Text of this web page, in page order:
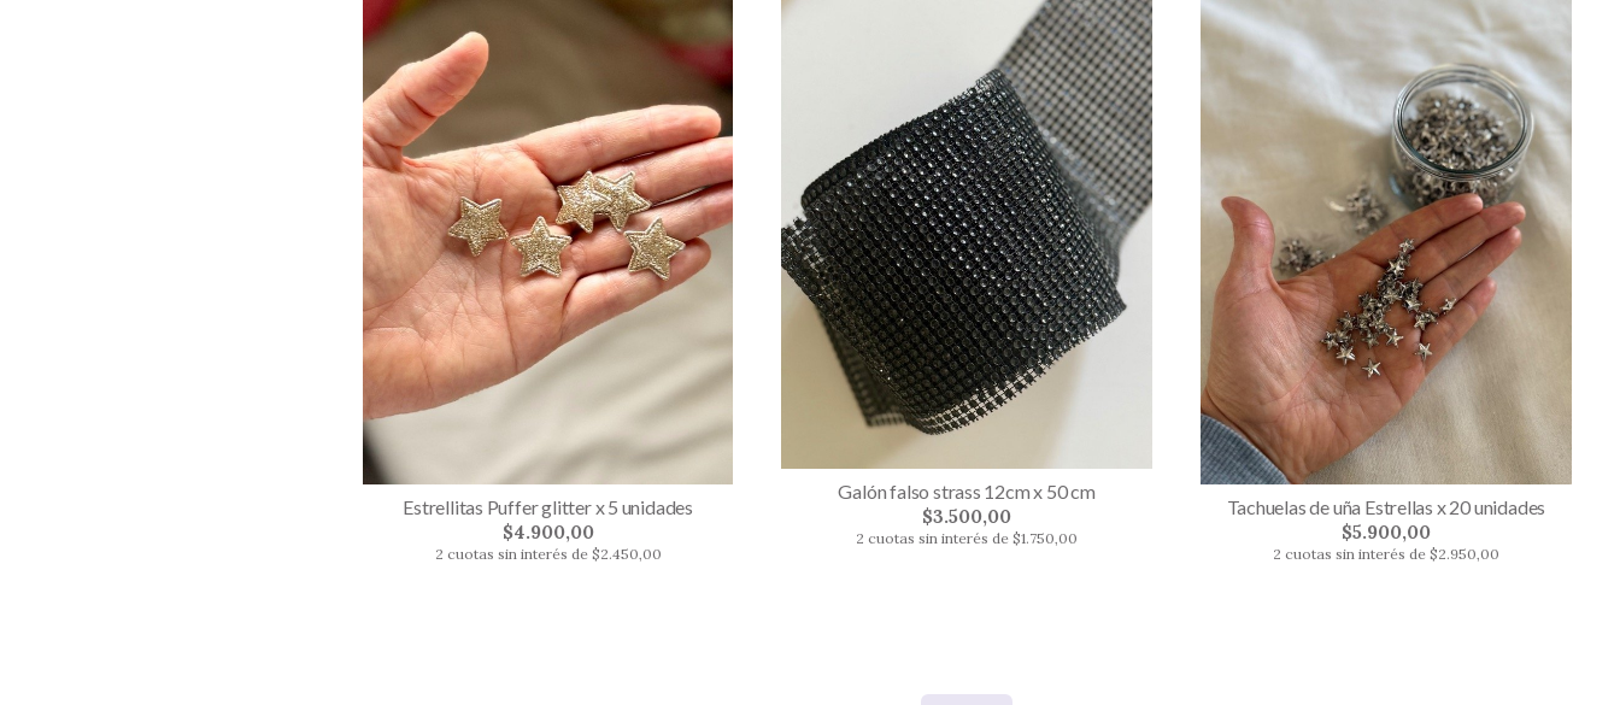
Estrellitas Puffer glitter x 5 unidades
$4.900,00
2 cuotas sin interés de $2.450,00
Galón falso strass 12cm x 50 cm
$3.500,00
2 cuotas sin interés de $1.750,00
Tachuelas de uña Estrellas x 20 unidades
$5.900,00
2 cuotas sin interés de $2.950,00